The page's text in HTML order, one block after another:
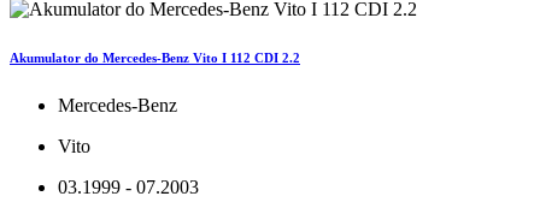
Akumulator do Mercedes-Benz Vito I 112 CDI 2.2
Mercedes-Benz
Vito
03.1999 - 07.2003